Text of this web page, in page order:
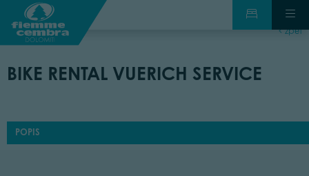
zpět
BIKE RENTAL VUERICH SERVICE
POPIS